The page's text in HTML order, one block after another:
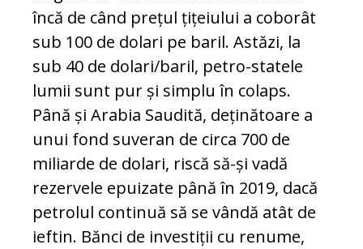
încă de când pre­țul țițeiului a coborât
sub 100 de dolari pe baril. Astăzi, la
sub 40 de do­lari/baril, petro-statele
lumii sunt pur și simplu în colaps.
Până și Arabia Saudită, de­ți­nă­toare a
unui fond suveran de circa 700 de
miliarde de do­lari, riscă să-și vadă
rezervele epuizate până în 2019, dacă
petrolul continuă să se vândă atât de
ieftin. Bănci de in­ves­tiții cu renume,